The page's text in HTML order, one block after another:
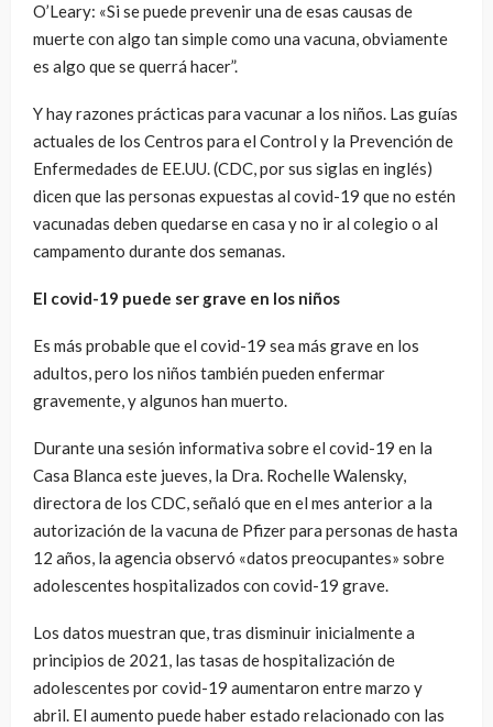
O’Leary: «Si se puede prevenir una de esas causas de
muerte con algo tan simple como una vacuna, obviamente
es algo que se querrá hacer”.
Y hay razones prácticas para vacunar a los niños. Las guías
actuales de los Centros para el Control y la Prevención de
Enfermedades de EE.UU. (CDC, por sus siglas en inglés)
dicen que las personas expuestas al covid-19 que no estén
vacunadas deben quedarse en casa y no ir al colegio o al
campamento durante dos semanas.
El covid-19 puede ser grave en los niños
Es más probable que el covid-19 sea más grave en los
adultos, pero los niños también pueden enfermar
gravemente, y algunos han muerto.
Durante una sesión informativa sobre el covid-19 en la
Casa Blanca este jueves, la Dra. Rochelle Walensky,
directora de los CDC, señaló que en el mes anterior a la
autorización de la vacuna de Pfizer para personas de hasta
12 años, la agencia observó «datos preocupantes» sobre
adolescentes hospitalizados con covid-19 grave.
Los datos muestran que, tras disminuir inicialmente a
principios de 2021, las tasas de hospitalización de
adolescentes por covid-19 aumentaron entre marzo y
abril. El aumento puede haber estado relacionado con las